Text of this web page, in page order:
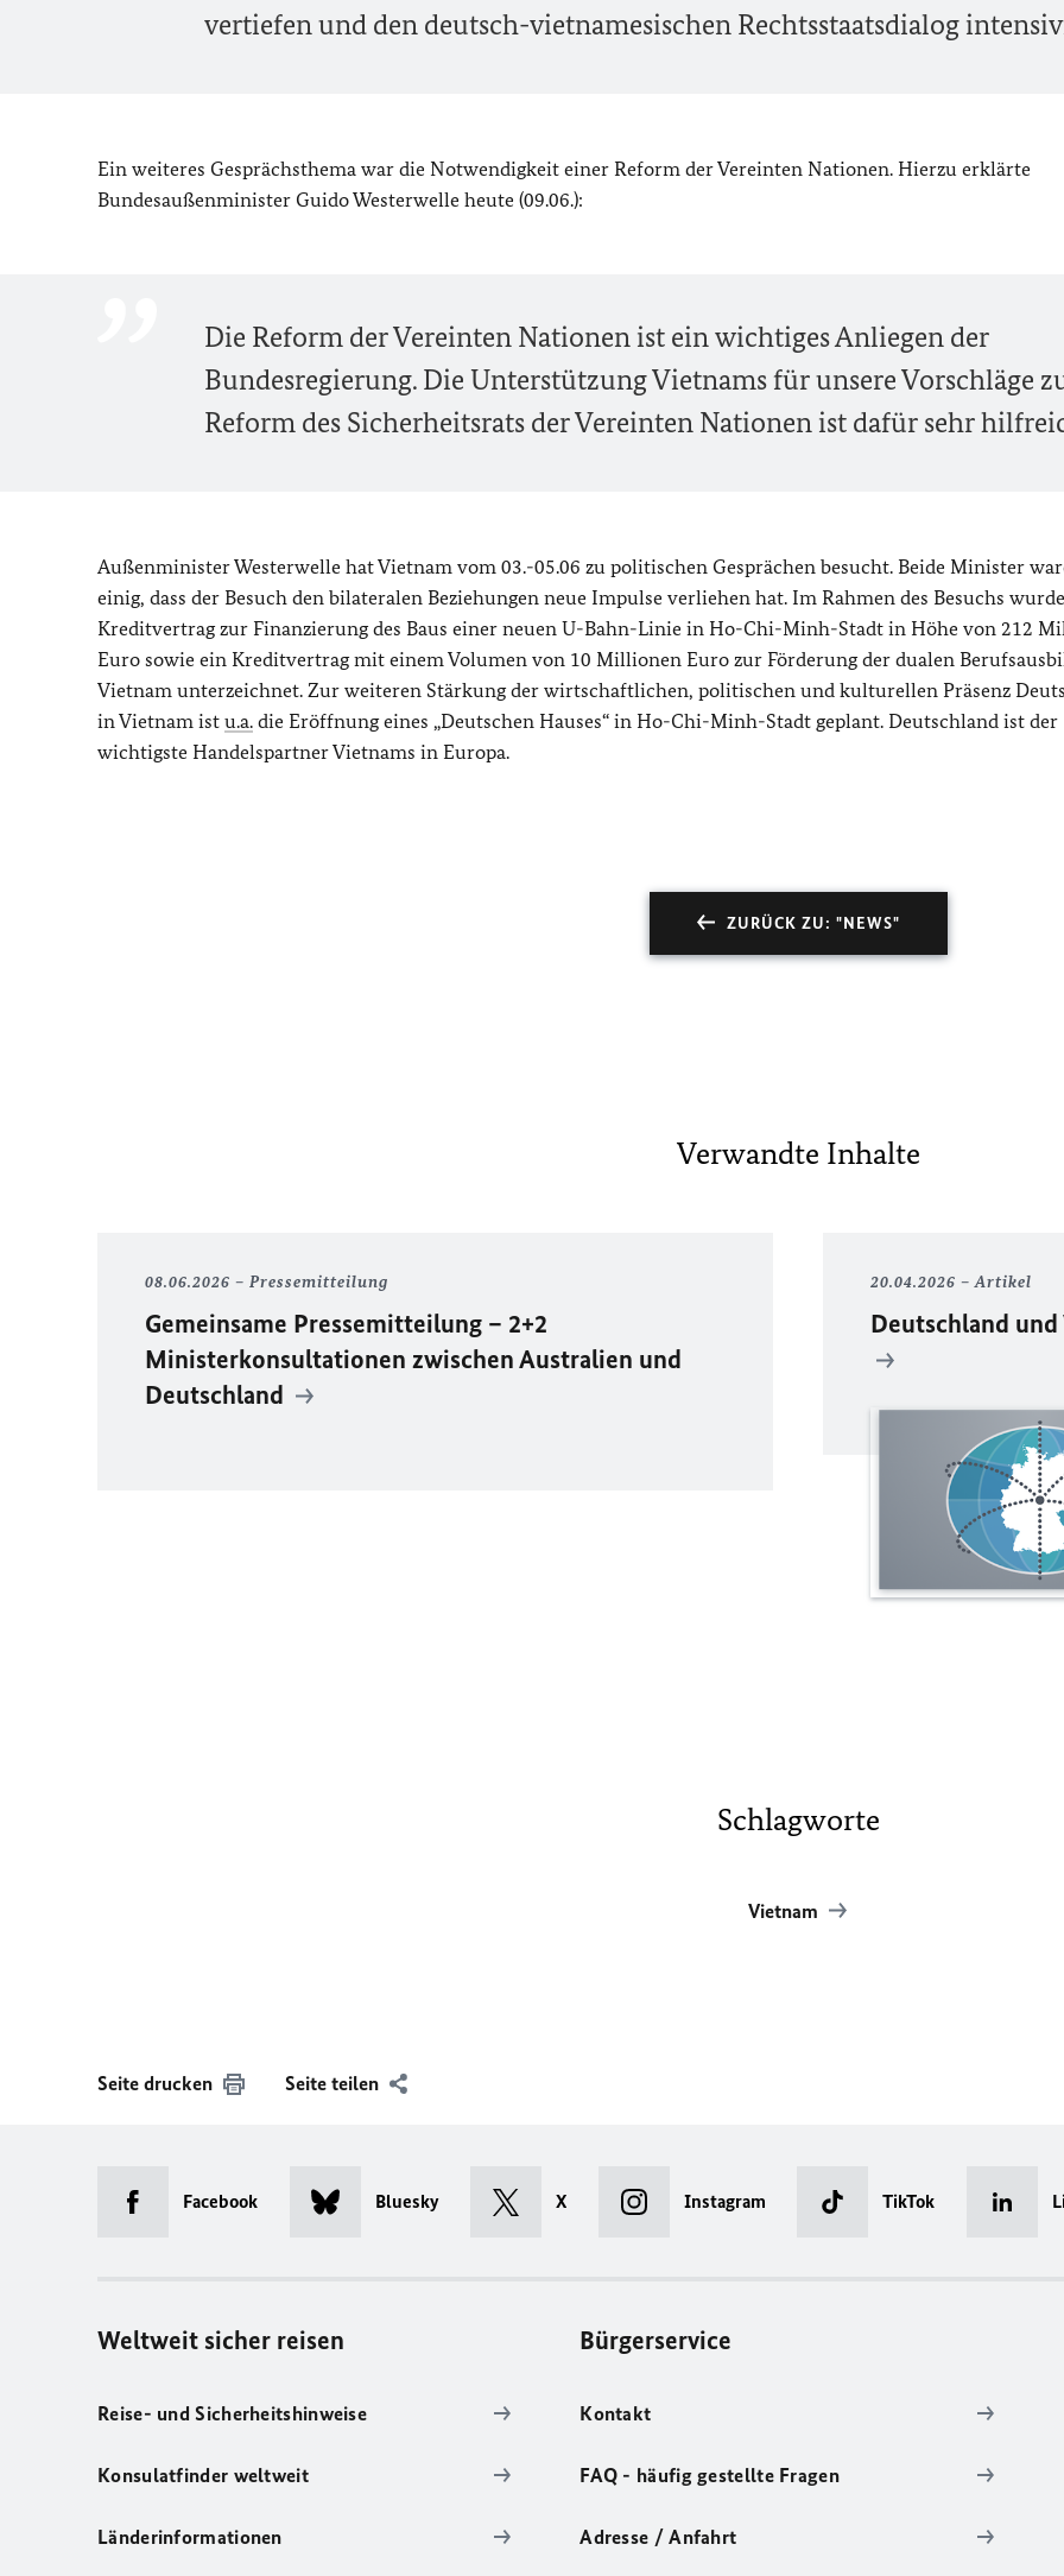
vertiefen und den deutsch-vietnamesischen Rechtsstaatsdialog
Ein weiteres Gesprächsthema war die Notwendigkeit einer Reform der Vereinten Nationen. Hierzu erklärte
Bundesaußenminister Guido Westerwelle heute (09.06.):
Die Reform der Vereinten Nationen ist ein wichtiges Anliegen der
Bundesregierung. Die Unterstützung Vietnams für unsere Vorschläge
Reform des Sicherheitsrats der Vereinten Nationen ist dafür sehr
Außenminister Westerwelle hat Vietnam vom 03.-05.06 zu politischen Gesprächen besucht. Beide Minister
einig, dass der Besuch den bilateralen Beziehungen neue Impulse verliehen hat. Im Rahmen des Besuchs wurde
Kreditvertrag zur Finanzierung des Baus einer neuen U-Bahn-Linie in Ho-Chi-Minh-Stadt in Höhe von 212
Euro sowie ein Kreditvertrag mit einem Volumen von 10 Millionen Euro zur Förderung der dualen
Vietnam unterzeichnet. Zur weiteren Stärkung der wirtschaftlichen, politischen und kulturellen Präsenz
in Vietnam ist u.a. die Eröffnung eines „Deutschen Hauses“ in Ho-Chi-Minh-Stadt geplant. Deutschland ist der
wichtigste Handelspartner Vietnams in Europa.
ZURÜCK ZU: "NEWS"
Verwandte Inhalte
08.06.2026 Pressemitteilung
Gemeinsame Pressemitteilung – 2+2
Ministerkonsultationen zwischen Australien und
Deutschland
20.04.2026 Artikel
Deutschland
Schlagworte
Vietnam
Seite drucken Seite teilen
Facebook Bluesky X Instagram TikTok
Weltweit sicher reisen
Reise- und Sicherheitshinweise
Konsulatfinder weltweit
Länderinformationen
Bürgerservice
Kontakt
FAQ - häufig gestellte Fragen
Adresse / Anfahrt